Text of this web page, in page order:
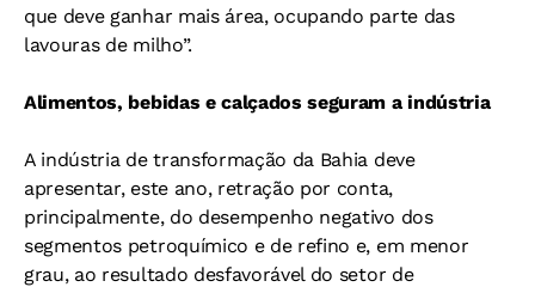
que deve ganhar mais área, ocupando parte das
lavouras de milho”.
Alimentos, bebidas e calçados seguram a indústria
A indústria de transformação da Bahia deve
apresentar, este ano, retração por conta,
principalmente, do desempenho negativo dos
segmentos petroquímico e de refino e, em menor
grau, ao resultado desfavorável do setor de